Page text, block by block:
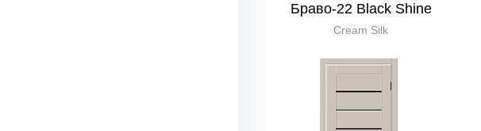
Браво-22 Black Shine
Cream Silk